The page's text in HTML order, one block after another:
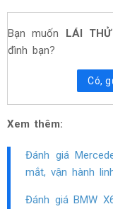
Bạn muốn LÁI THỬ
đình bạn?
Có,
Xem thêm:
Đánh giá
mắt, vận hành
Đánh giá BMW